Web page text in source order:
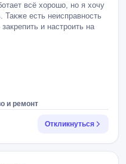
всё хорошо, но я хочу
Также есть неисправность
и настроить на
и ремонт
Откликнуться